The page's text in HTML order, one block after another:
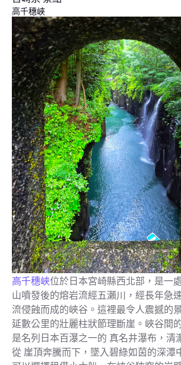
高千穗峽
高千穗峽位於日本宮崎縣西北部，是一
山噴發後的熔岩流經五瀨川，經長年急
流侵蝕而成的峽谷。這裡最令人震撼的
延數公里的壯麗柱狀節理斷崖。峽谷間
是名列日本百瀑之一的 真名井瀑布，清
從 崖頂奔騰而下，墜入碧綠如茵的深潭